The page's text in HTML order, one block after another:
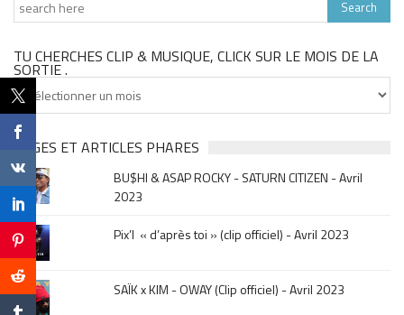
TU CHERCHES CLIP & MUSIQUE, CLICK SUR LE MOIS DE LA
SORTIE .
Tu
cherches
clip
&
musique,
click
sur
le
mois
de
la
sortie
PAGES ET ARTICLES PHARES
BU$HI & ASAP ROCKY - SATURN CITIZEN - Avril
2023
Pix’l « d’après toi » (clip officiel) - Avril 2023
SAÏK x KIM - OWAY (Clip officiel) - Avril 2023